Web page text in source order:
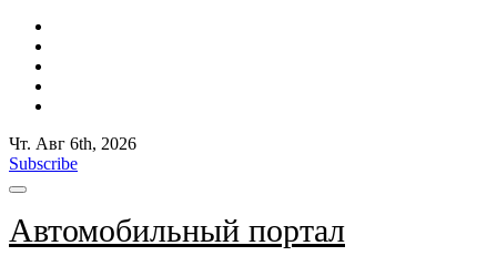
Чт. Авг 6th, 2026
Subscribe
Автомобильный портал